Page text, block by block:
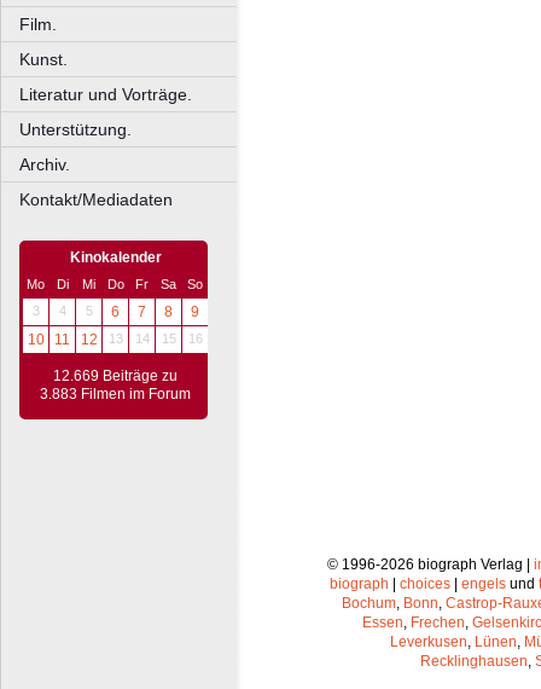
Film.
Kunst.
Literatur und Vorträge.
Unterstützung.
Archiv.
Kontakt/Mediadaten
Kinokalender
Mo Di Mi Do Fr Sa
So
3
4 5 6 7 8
9
10
11 12 13 14 15 16
12.669 Beiträge zu
3.883 Filmen im Forum
© 1996-2026 biograph Verlag |
biograph
choices engels und
Bochum, Bonn, Castrop-
Essen, Frechen,
Leverkusen, Lünen,
Recklinghausen,